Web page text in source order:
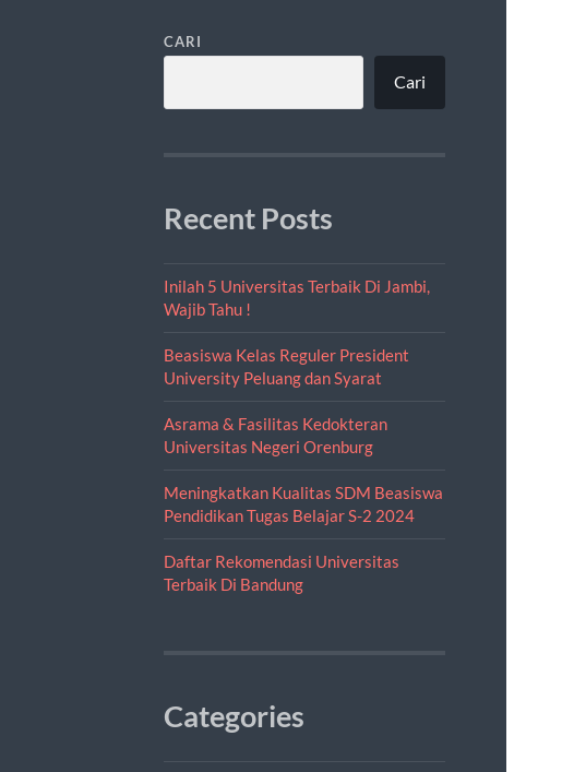
CARI
Cari
Recent Posts
Inilah 5 Universitas Terbaik Di Jambi,
Wajib Tahu !
Beasiswa Kelas Reguler President
University Peluang dan Syarat
Asrama & Fasilitas Kedokteran
Universitas Negeri Orenburg
Meningkatkan Kualitas SDM Beasiswa
Pendidikan Tugas Belajar S-2 2024
Daftar Rekomendasi Universitas
Terbaik Di Bandung
Categories